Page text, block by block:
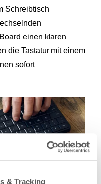
& Tracking
Schreibtisch
einen klaren
die Tastatur mit einem
sofort